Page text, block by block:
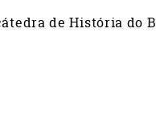
de História do